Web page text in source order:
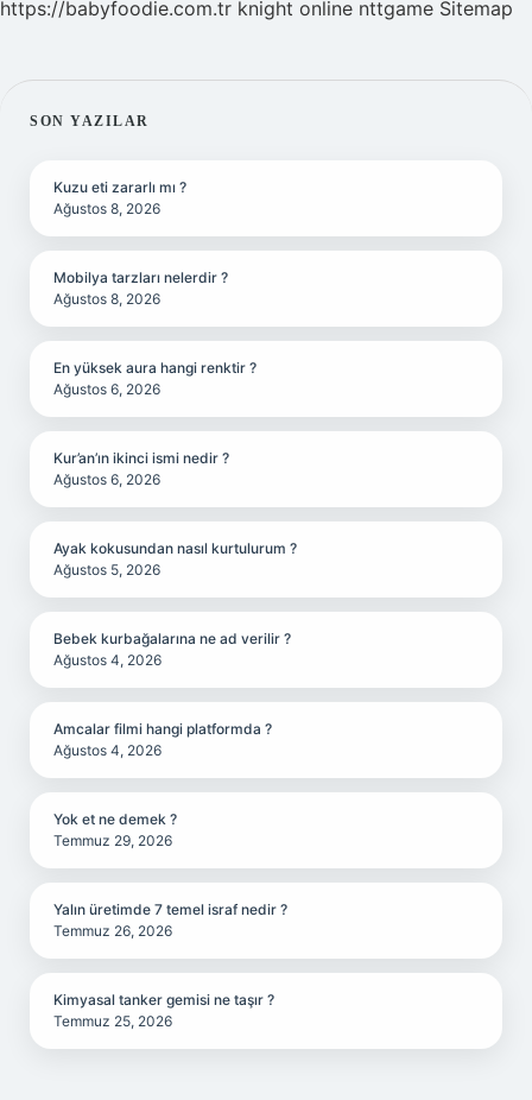
https://babyfoodie.com.tr knight online nttgame Sitemap
SIDEBAR
SON YAZILAR
Kuzu eti zararlı mı ?
Ağustos 8, 2026
Mobilya tarzları nelerdir ?
Ağustos 8, 2026
En yüksek aura hangi renktir ?
Ağustos 6, 2026
Kur’an’ın ikinci ismi nedir ?
Ağustos 6, 2026
Ayak kokusundan nasıl kurtulurum ?
Ağustos 5, 2026
Bebek kurbağalarına ne ad verilir ?
Ağustos 4, 2026
Amcalar filmi hangi platformda ?
Ağustos 4, 2026
Yok et ne demek ?
Temmuz 29, 2026
Yalın üretimde 7 temel israf nedir ?
Temmuz 26, 2026
Kimyasal tanker gemisi ne taşır ?
Temmuz 25, 2026